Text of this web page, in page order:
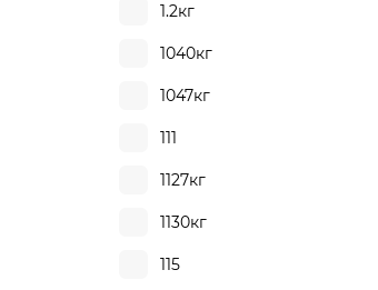
1.2кг
1040кг
1047кг
111
1127кг
1130кг
115